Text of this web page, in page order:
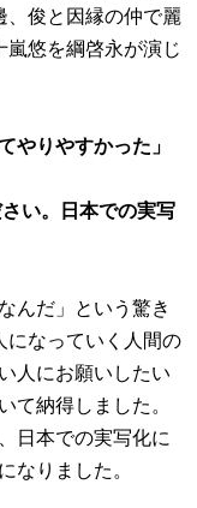
、俊と因縁の仲で麗
悠を綱啓永が演じ
りやすかった」
い。日本での実写
んだ」という驚き
になっていく人間の
人にお願いしたい
て納得しました。
日本での実写化に
なりました。